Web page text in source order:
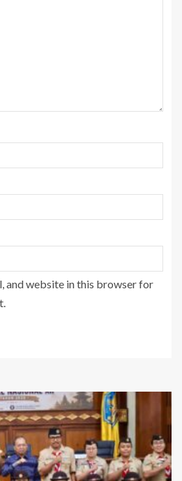
and website in this browser for